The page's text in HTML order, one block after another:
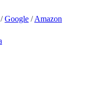
/Google /Amazon